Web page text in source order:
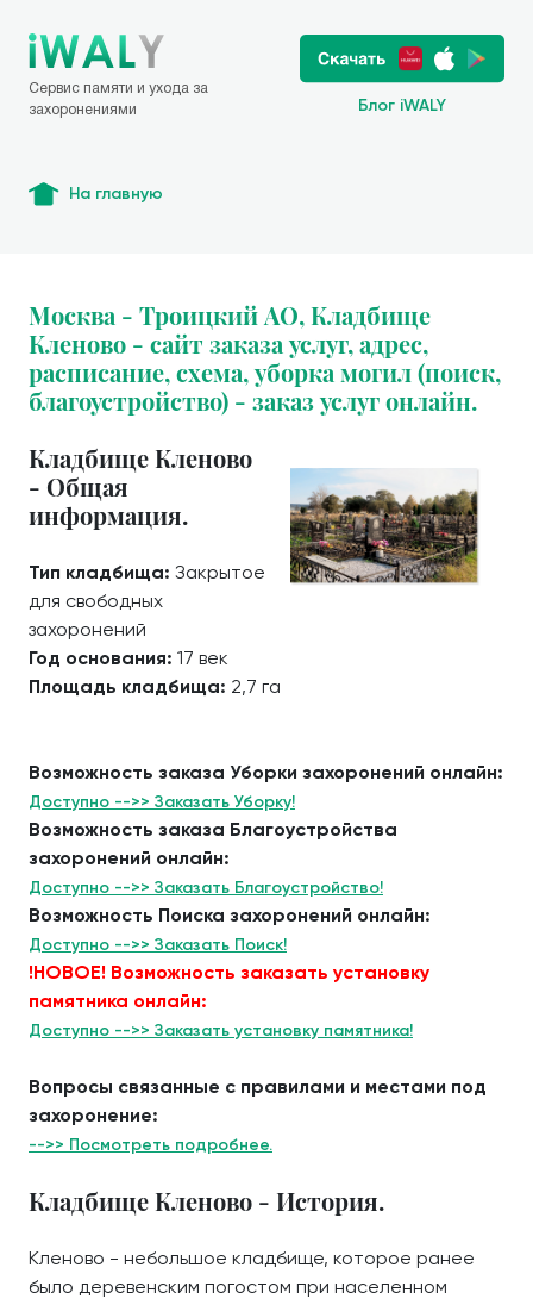
Сервис памяти и ухода за
захоронениями
Блог iWALY
На главную
Москва - Троицкий АО, Кладбище
Кленово - сайт заказа услуг, адрес,
расписание, схема, уборка могил (поиск,
благоустройство) - заказ услуг онлайн.
Кладбище Кленово
- Общая
информация.
Тип кладбища: Закрытое
для свободных
захоронений
Год основания: 17 век
Площадь кладбища: 2,7 га
Возможность заказа Уборки захоронений онлайн:
Доступно -->> Заказать Уборку!
Возможность заказа Благоустройства
захоронений онлайн:
Доступно -->> Заказать Благоустройство!
Возможность Поиска захоронений онлайн:
Доступно -->> Заказать Поиск!
!НОВОЕ! Возможность заказать установку
памятника онлайн:
Доступно -->> Заказать установку памятника!
Вопросы связанные с правилами и местами под
захоронение:
-->> Посмотреть подробнее.
Кладбище Кленово - История.
Кленово - небольшое кладбище, которое ранее
было деревенским погостом при населенном